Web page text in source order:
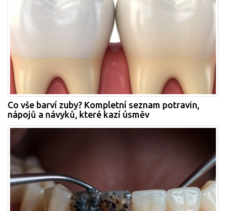
Co vše barví zuby? Kompletní seznam potravin,
nápojů a návyků, které kazí úsměv